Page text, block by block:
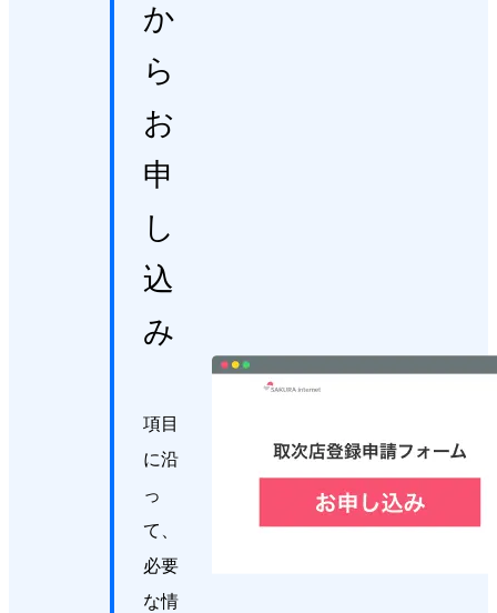
か
ら
お
申
し
込
み
項目
に沿
っ
て、
必要
な情